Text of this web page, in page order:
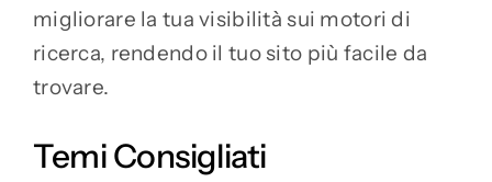
migliorare la tua visibilità sui motori di
ricerca, rendendo il tuo sito più facile da
trovare.
Temi Consigliati